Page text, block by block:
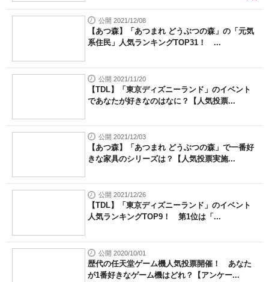
公開 2021/12/08
【あつ森】「あつまれ どうぶつの森」の「元気
系住民」人気ランキングTOP31！ ...
公開 2021/11/20
【TDL】「東京ディズニーランド」のイベント
であなたが好きなのはなに？【人気投票...
公開 2021/12/03
【あつ森】「あつまれ どうぶつの森」で一番好
きな家具のシリーズは？【人気投票実施...
公開 2021/12/26
【TDL】「東京ディズニーランド」のイベント
人気ランキングTOP9！ 第1位は「...
公開 2020/10/01
歴代の任天堂ゲーム機人気投票開催！ あなた
が1番好きなゲーム機はどれ？【アンケー...